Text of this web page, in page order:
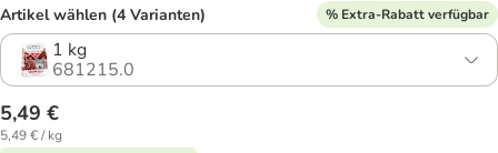
Artikel wählen (4 Varianten) % Extra-Rabatt verfügbar
1 kg
681215.0
5,49 €
5,49 € / kg